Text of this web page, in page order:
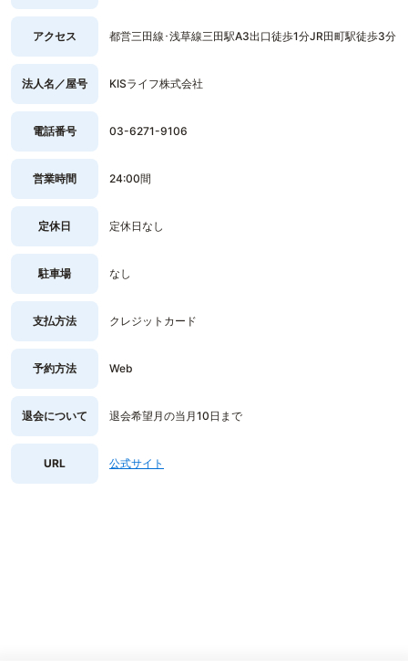
アクセス 都営三田線･浅草線三田駅A3出口徒歩1分JR田町駅徒歩3分
法人名／屋号 KISライフ株式会社
電話番号 03-6271-9106
営業時間 24:00間
定休日 定休日なし
駐車場 なし
支払方法 クレジットカード
予約方法 Web
退会について 退会希望月の当月10日まで
URL 公式サイト